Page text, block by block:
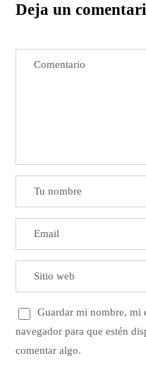
Deja un
Guardar mi nombre, mi
navegador para que estén
comentar algo.